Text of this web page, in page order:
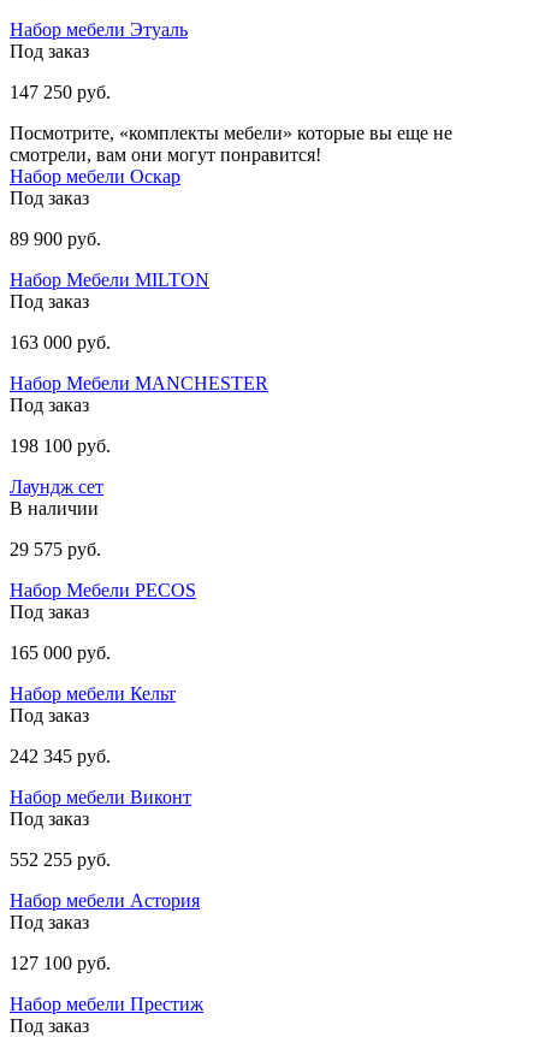
Набор мебели Этуаль
Под заказ
147 250 руб.
Посмотрите, «комплекты мебели» которые вы еще не
смотрели, вам они могут понравится!
Набор мебели Оскар
Под заказ
89 900 руб.
Набор Мебели МILTON
Под заказ
163 000 руб.
Набор Мебели MANCHESTER
Под заказ
198 100 руб.
Лаундж сет
В наличии
29 575 руб.
Набор Мебели PECOS
Под заказ
165 000 руб.
Набор мебели Кельт
Под заказ
242 345 руб.
Набор мебели Виконт
Под заказ
552 255 руб.
Набор мебели Астория
Под заказ
127 100 руб.
Набор мебели Престиж
Под заказ